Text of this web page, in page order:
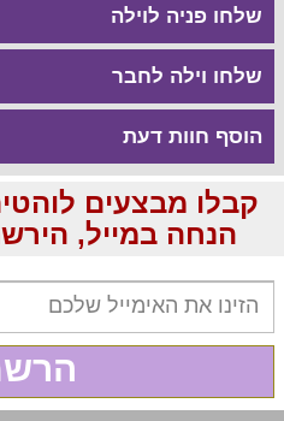
שלחו פניה לוילה
שלחו וילה לחבר
הוסף חוות דעת
הנחה במייל,